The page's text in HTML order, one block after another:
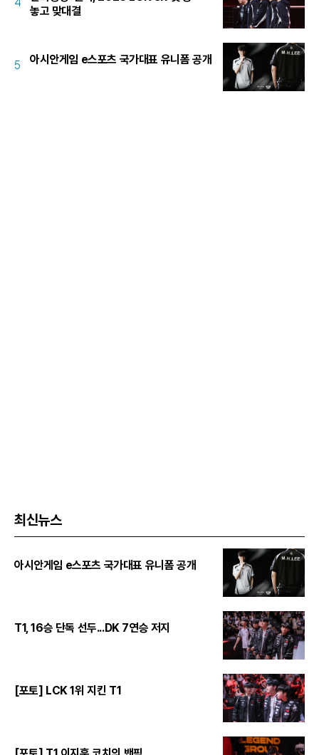
4
놓고 맞대결
5 아시안게임 e스포츠 국가대표 유니폼 공개
최신뉴스
아시안게임 e스포츠 국가대표 유니폼 공개
T1, 16승 단독 선두...DK 7연승 저지
[포토] LCK 1위 지킨 T1